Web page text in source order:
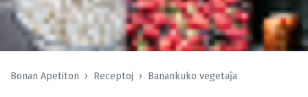
Bonan Apetiton Receptoj Banankuko vegetaĵa